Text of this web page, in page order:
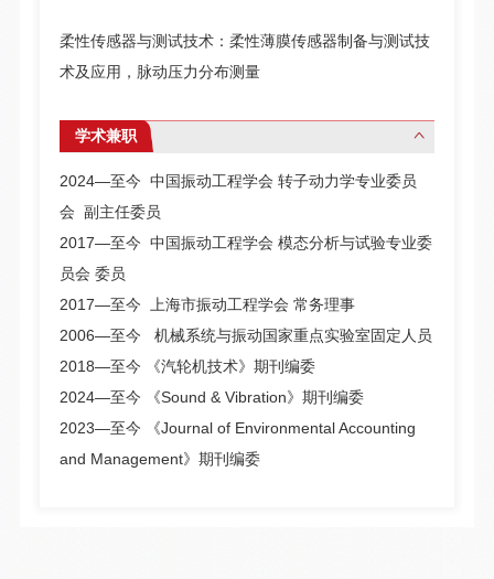
柔性传感器与测试技术：柔性薄膜传感器制备与测试技
术及应用，脉动压力分布测量
学术兼职
2024—至今 中国振动工程学会 转子动力学专业委员
会 副主任委员
2017—至今 中国振动工程学会 模态分析与试验专业委
员会 委员
2017—至今 上海市振动工程学会 常务理事
2006—至今 机械系统与振动国家重点实验室固定人员
2018—至今 《汽轮机技术》期刊编委
2024—至今 《Sound & Vibration》期刊编委
2023—至今 《Journal of Environmental Accounting
and Management》期刊编委